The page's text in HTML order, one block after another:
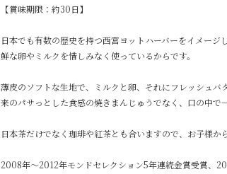
【賞味期限：約30日】
日本でも有数の歴史を持つ西宮ヨットハーバーをイメー
鮮な卵やミルクを惜しみなく使っているからです。
薄皮のソフトな生地で、ミルクと卵、それにフレッシュ
来のパサっとした食感の焼きまんじゅうでなく、口の中で
日本茶だけでなく珈琲や紅茶とも合いますので、お子様か
2008年～2012年モンドセレクション5年連続金賞受賞、